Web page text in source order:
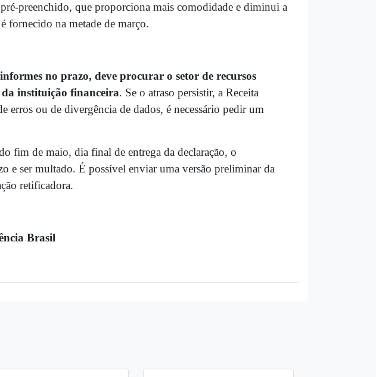
preenchido, que proporciona mais comodidade e diminui a
fornecido na metade de março.
no prazo, deve procurar o setor de recursos
instituição financeira. Se o atraso persistir, a Receita
erros ou de divergência de dados, é necessário pedir um
fim de maio, dia final de entrega da declaração, o
e ser multado. É possível enviar uma versão preliminar da
retificadora.
Brasil